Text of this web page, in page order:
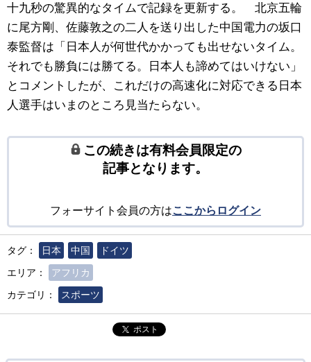
十九秒の驚異的なタイムで記録を更新する。 北京五輪
に尾方剛、佐藤敦之の二人を送り出した中国電力の坂口
泰監督は「日本人が何世代かかっても出せないタイム。
それでも勝負には勝てる。日本人も諦めてはいけない」
とコメントしたが、これだけの高速化に対応できる日本
人選手はいまのところ見当たらない。
この続きは有料会員限定の
記事となります。
フォーサイト会員の方はここからログイン
タグ： 日本 中国
ドイツ
エリア：
アフリカ
カテゴリ：
スポーツ
ポスト